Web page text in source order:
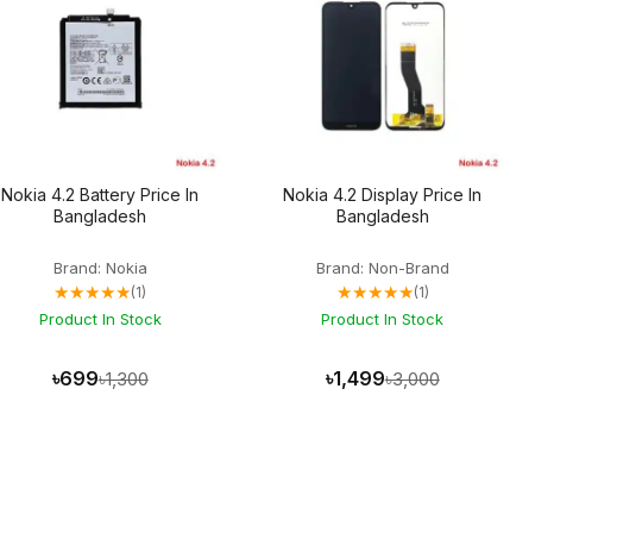
Nokia 4.2 Battery Price In
Bangladesh
Brand: Nokia
★★★★★(1)
Product In Stock
৳699৳1,300
Nokia 4.2 Display Price In
Bangladesh
Brand: Non-Brand
★★★★★(1)
Product In Stock
৳1,499৳3,000